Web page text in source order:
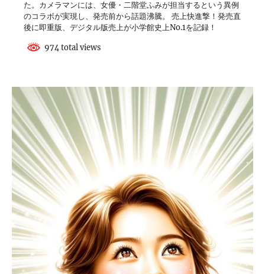
た。カメラマンには、女優・二階堂ふみが担当するという異例
のコラボが実現し、発売前から話題沸騰。 売上快進撃！発売直
後に即重版、デジタル版売上が小学館史上No.1を記録！
974 total views